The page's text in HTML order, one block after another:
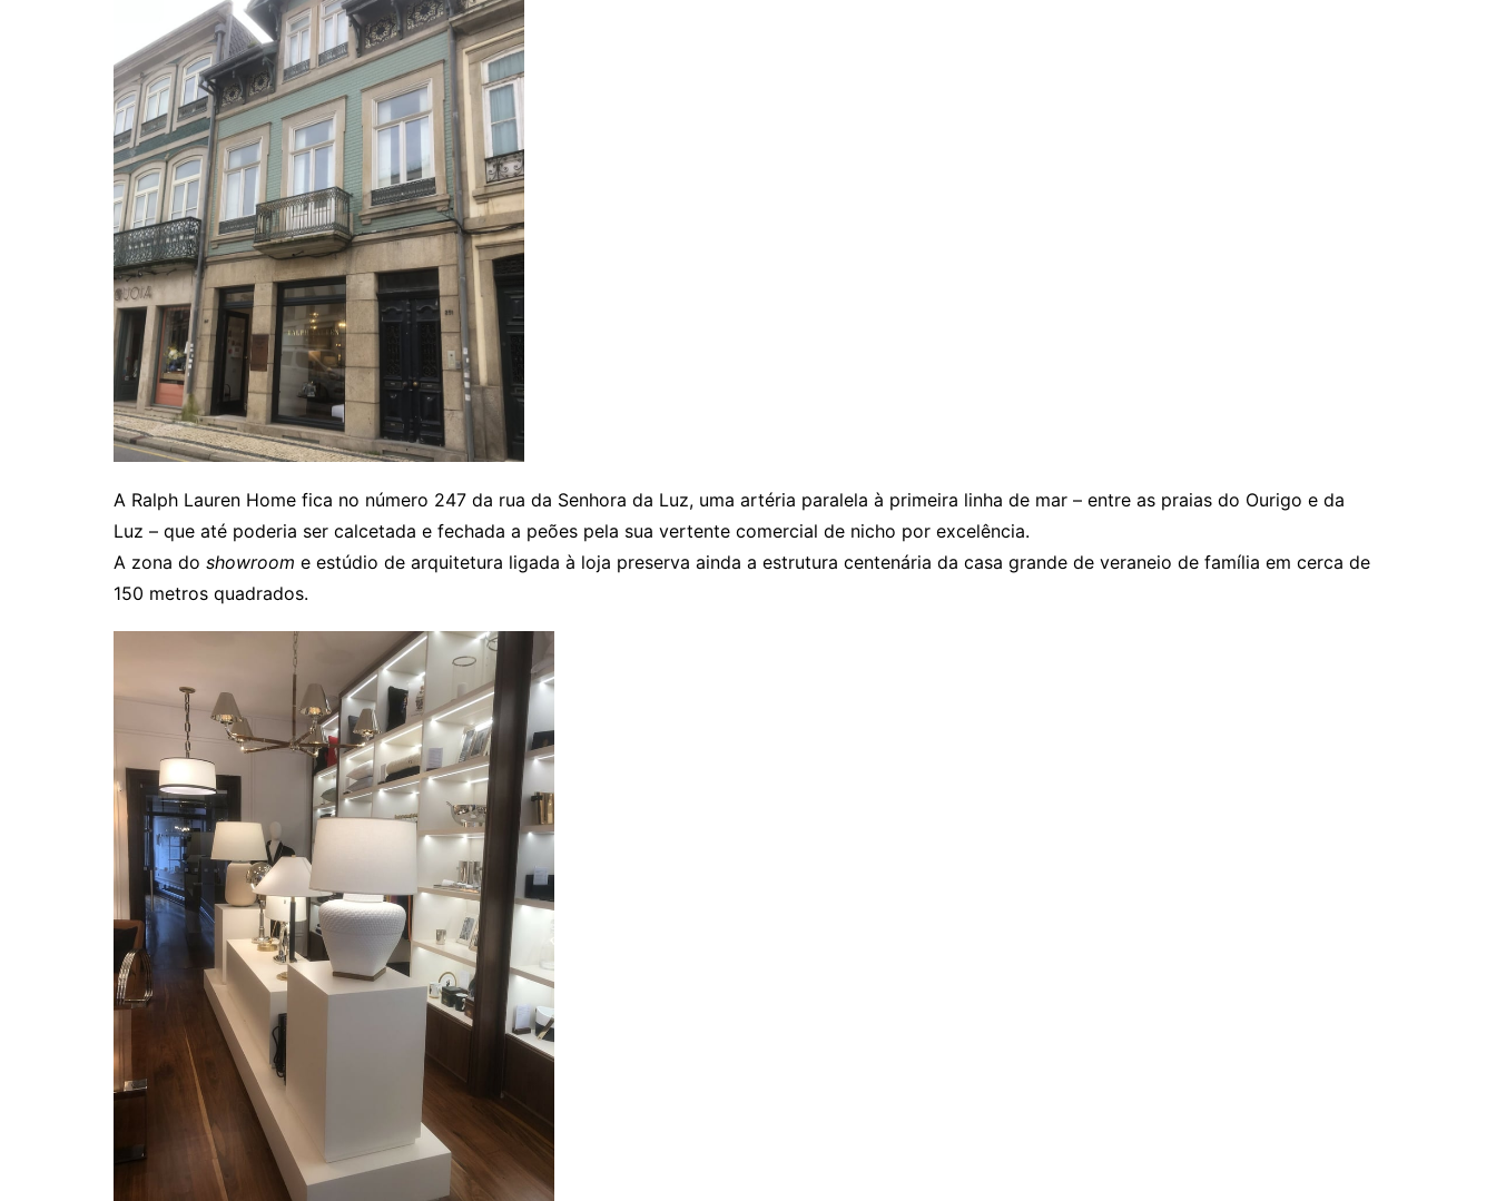
Edições
A Ralph Lauren Home fica no número 247 da rua da Senhora da Luz, uma artéria paralela à primeira linha de mar – entre as praias do Ourigo e da
Luz – que até poderia ser calcetada e fechada a peões pela sua vertente comercial de nicho por excelência.
A zona do showroom e estúdio de arquitetura ligada à loja preserva ainda a estrutura centenária da casa grande de veraneio de família em cerca de
150 metros quadrados.